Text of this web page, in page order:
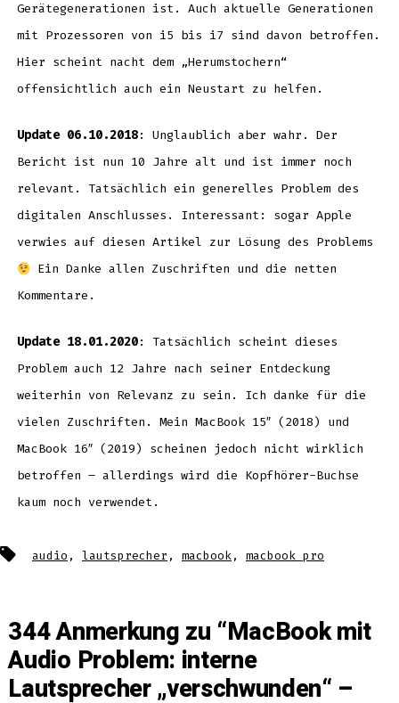
Gerätegenerationen ist. Auch aktuelle Generationen
mit Prozessoren von i5 bis i7 sind davon betroffen.
Hier scheint nacht dem „Herumstochern“
offensichtlich auch ein Neustart zu helfen.
Update 06.10.2018: Unglaublich aber wahr. Der
Bericht ist nun 10 Jahre alt und ist immer noch
relevant. Tatsächlich ein generelles Problem des
digitalen Anschlusses. Interessant: sogar Apple
verwies auf diesen Artikel zur Lösung des Problems
Ein Danke allen Zuschriften und die netten
Kommentare.
Update 18.01.2020: Tatsächlich scheint dieses
Problem auch 12 Jahre nach seiner Entdeckung
weiterhin von Relevanz zu sein. Ich danke für die
vielen Zuschriften. Mein MacBook 15″ (2018) und
MacBook 16″ (2019) scheinen jedoch nicht wirklich
betroffen – allerdings wird die Kopfhörer-Buchse
kaum noch verwendet.
Schlagwörter
audio , lautsprecher , macbook, macbook pro
344 Anmerkung zu “MacBook mit
Audio Problem: interne
Lautsprecher „verschwunden“ –